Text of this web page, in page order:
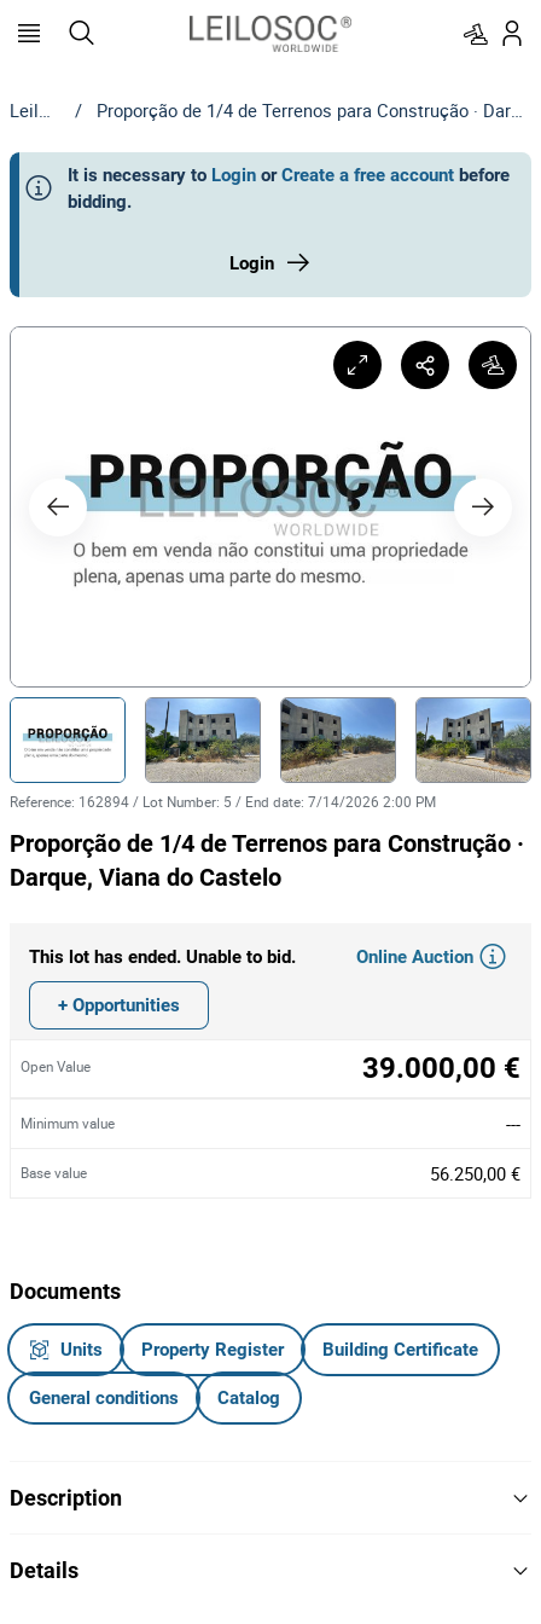
Leilosoc / Proporção de 1/4 de Terrenos para Construção · Darque, Viana do Castelo
It is necessary to Login or Create a free account before
bidding.
Login
Reference: 162894 / Lot Number: 5 / End date: 7/14/2026 2:00 PM
Proporção de 1/4 de Terrenos para Construção ·
Darque, Viana do Castelo
This lot has ended. Unable to bid. Online Auction
+ Opportunities
Open Value 39.000,00 €
Minimum value ---
Base value 56.250,00 €
Documents
Units Property Register Building Certificate
General conditions Catalog
Description
unifamiliar com Área Total de 325,00 m², localizados em
Details